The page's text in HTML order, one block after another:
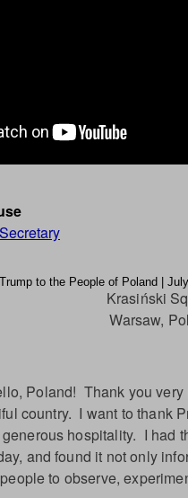
to the People of Poland |
Krasiński
Warsaw,
Poland! Thank you
country. I want to thank
hospitality. I had
and found it not only
to observe,